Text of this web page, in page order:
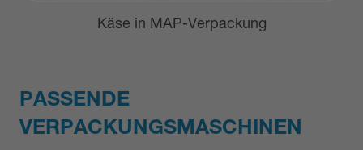
Käse in MAP-Verpackung
PASSENDE
VERPACKUNGSMASCHINEN